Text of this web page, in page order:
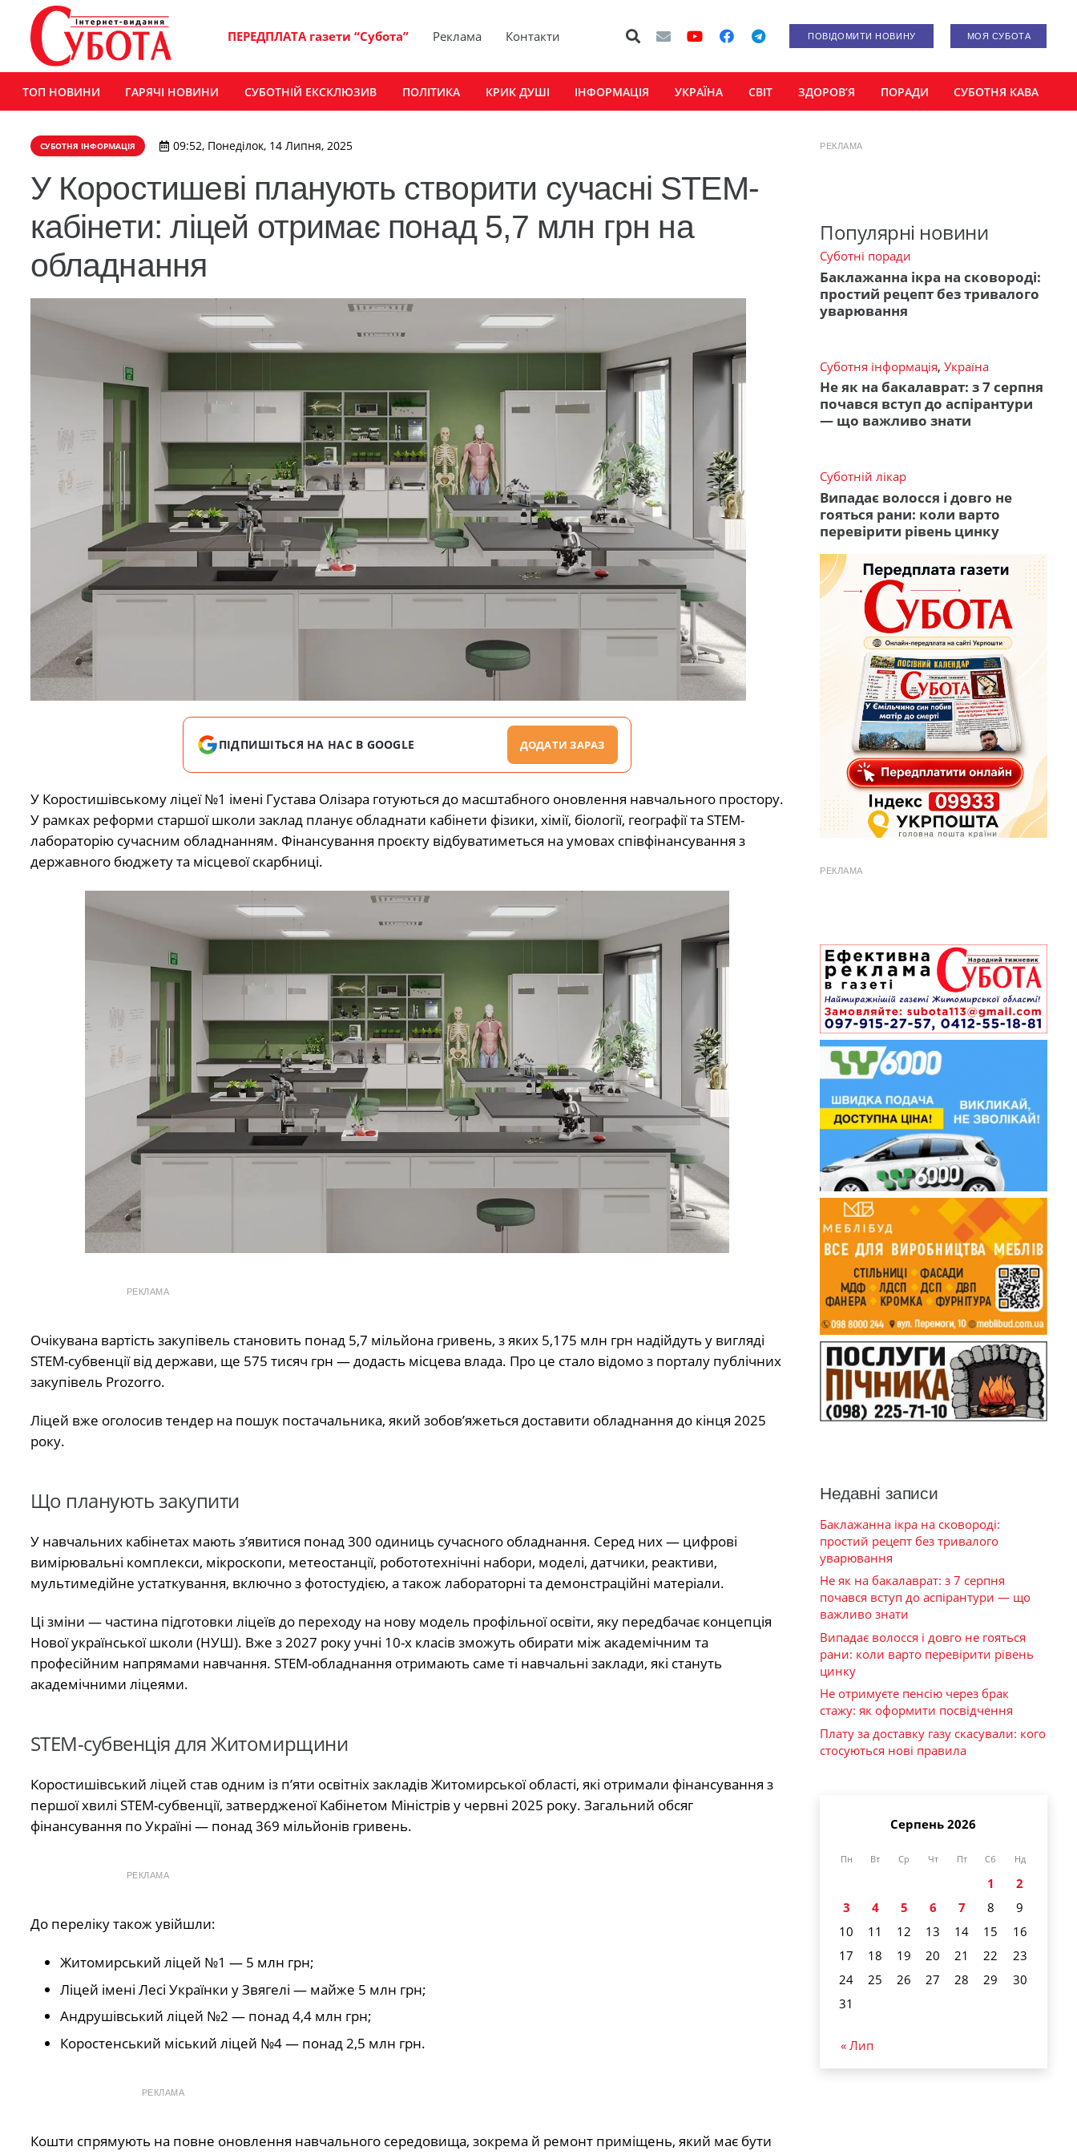
ПЕРЕДПЛАТА газети “Субота” Реклама Контакти ПОВІДОМИТИ НОВИНУ МОЯ СУБОТА
ТОП НОВИНИ ГАРЯЧІ НОВИНИ СУБОТНІЙ ЕКСКЛЮЗИВ ПОЛІТИКА КРИК ДУШІ ІНФОРМАЦІЯ УКРАЇНА СВІТ ЗДОРОВ’Я ПОРАДИ СУБОТНЯ КАВА
СУБОТНЯ ІНФОРМАЦІЯ 09:52, Понеділок, 14 Липня, 2025
У Коростишеві планують створити сучасні STEM-
кабінети: ліцей отримає понад 5,7 млн грн на
обладнання
ПІДПИШІТЬСЯ НА НАС В GOOGLE ДОДАТИ ЗАРАЗ
У Коростишівському ліцеї №1 імені Густава Олізара готуються до масштабного оновлення навчального простору.
У рамках реформи старшої школи заклад планує обладнати кабінети фізики, хімії, біології, географії та STEM-
лабораторію сучасним обладнанням. Фінансування проєкту відбуватиметься на умовах співфінансування з
державного бюджету та місцевої скарбниці.
РЕКЛАМА
Очікувана вартість закупівель становить понад 5,7 мільйона гривень, з яких 5,175 млн грн надійдуть у вигляді
STEM-субвенції від держави, ще 575 тисяч грн — додасть місцева влада. Про це стало відомо з порталу публічних
закупівель Prozorro.
Ліцей вже оголосив тендер на пошук постачальника, який зобов’яжеться доставити обладнання до кінця 2025
року.
Що планують закупити
У навчальних кабінетах мають з’явитися понад 300 одиниць сучасного обладнання. Серед них — цифрові
вимірювальні комплекси, мікроскопи, метеостанції, робототехнічні набори, моделі, датчики, реактиви,
мультимедійне устаткування, включно з фотостудією, а також лабораторні та демонстраційні матеріали.
Ці зміни — частина підготовки ліцеїв до переходу на нову модель профільної освіти, яку передбачає концепція
Нової української школи (НУШ). Вже з 2027 року учні 10-х класів зможуть обирати між академічним та
професійним напрямами навчання. STEM-обладнання отримають саме ті навчальні заклади, які стануть
академічними ліцеями.
STEM-субвенція для Житомирщини
Коростишівський ліцей став одним із п’яти освітніх закладів Житомирської області, які отримали фінансування з
першої хвилі STEM-субвенції, затвердженої Кабінетом Міністрів у червні 2025 року. Загальний обсяг
фінансування по Україні — понад 369 мільйонів гривень.
РЕКЛАМА
До переліку також увійшли:
Житомирський ліцей №1 — 5 млн грн;
Ліцей імені Лесі Українки у Звягелі — майже 5 млн грн;
Андрушівський ліцей №2 — понад 4,4 млн грн;
Коростенський міський ліцей №4 — понад 2,5 млн грн.
РЕКЛАМА
Кошти спрямують на повне оновлення навчального середовища, зокрема й ремонт приміщень, який має бути
РЕКЛАМА
Популярні новини
Суботні поради
Баклажанна ікра на сковороді:
простий рецепт без тривалого
уварювання
Суботня інформація, Україна
Не як на бакалаврат: з 7 серпня
почався вступ до аспірантури
— що важливо знати
Суботній лікар
Випадає волосся і довго не
гояться рани: коли варто
перевірити рівень цинку
РЕКЛАМА
Недавні записи
Баклажанна ікра на сковороді:
простий рецепт без тривалого
уварювання
Не як на бакалаврат: з 7 серпня
почався вступ до аспірантури — що
важливо знати
Випадає волосся і довго не гояться
рани: коли варто перевірити рівень
цинку
Не отримуєте пенсію через брак
стажу: як оформити посвідчення
Плату за доставку газу скасували: кого
стосуються нові правила
Серпень 2026
Пн Вт Ср Чт Пт Сб Нд
1
2
3
4 5 6 7 8
9
10
11 12 13 14 15
16
17
18 19 20 21 22
23
24
25 26 27 28 29
30
31
« Лип